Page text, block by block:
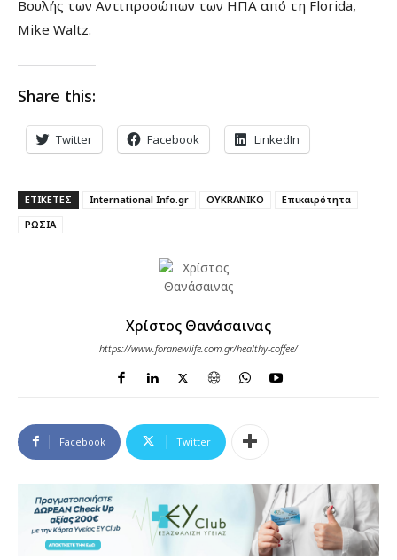
Βουλής των Αντιπροσώπων των ΗΠΑ από τη Florida,
Mike Waltz.
Share this:
Twitter Facebook LinkedIn
ΕΤΙΚΕΤΕΣ International Info.gr OYKRANIKO
Επικαιρότητα
ΡΩΣΙΑ
Χρίστος Θανάσαινας
https://www.foranewlife.com.gr/healthy-coffee/
Facebook Twitter